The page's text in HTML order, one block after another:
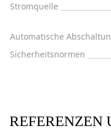
Stromquelle
Automatische
Sicherheitsnormen
REFERENZEN